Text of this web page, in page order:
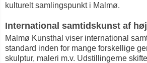
kulturelt samlingspunkt i Malmø.
International samtidskunst af
Malmø Kunsthal viser international
standard inden for mange forskellige
skulptur, maleri m.v. Udstillingerne